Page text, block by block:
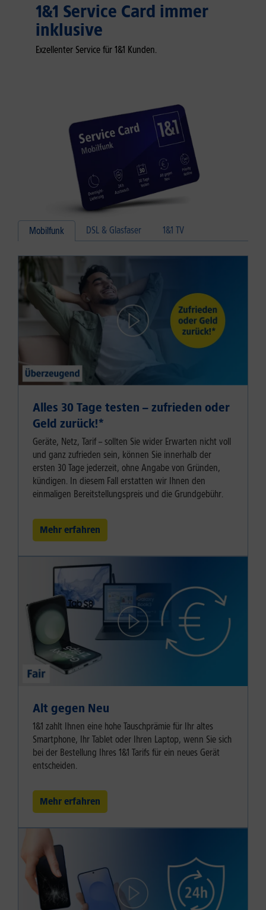
1&1 Service Card immer
inklusive
Exzellenter Service für 1&1 Kunden.
Mobilfunk DSL & Glasfaser 1&1 TV
Alles 30 Tage testen – zufrieden oder
Geld zurück!⁠*
Geräte, Netz, Tarif – sollten Sie wider Erwarten nicht voll
und ganz zufrieden sein, können Sie innerhalb der
ersten 30 Tage jederzeit, ohne Angabe von Gründen,
kündigen. In diesem Fall erstatten wir Ihnen den
einmaligen Bereitstellungspreis und die Grundgebühr.
Mehr erfahren
Alt gegen Neu
1&1 zahlt Ihnen eine hohe Tauschprämie für Ihr altes
Smartphone, Ihr Tablet oder Ihren Laptop, wenn Sie sich
bei der Bestellung Ihres 1&1 Tarifs für ein neues Gerät
entscheiden.
Mehr erfahren